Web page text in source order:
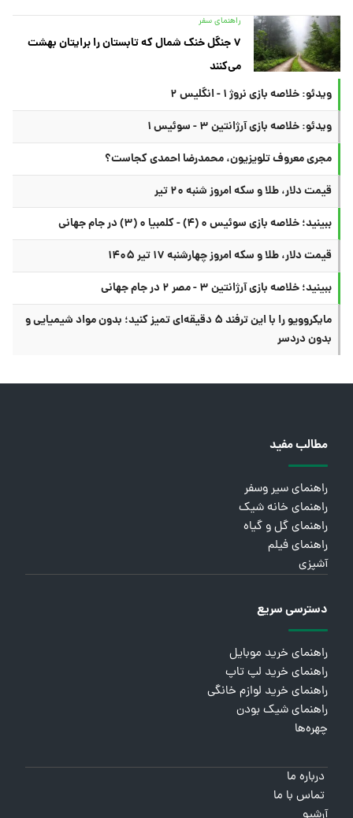
راهنمای سفر
۷ جنگل خنک شمال که تابستان را برایتان بهشت
می‌کنند
ویدئو: خلاصه بازی نروژ ۱ - انگلیس ۲
ویدئو: خلاصه بازی آرژانتین ۳ - سوئیس ۱
مجری معروف تلویزیون، محمدرضا احمدی کجاست؟
قیمت دلار، طلا و سکه امروز شنبه ۲۰ تیر
ببینید؛ خلاصه بازی سوئیس ۰ (۴) - کلمبیا ۰ (۳) در جام جهانی
قیمت دلار، طلا و سکه امروز چهارشنبه ۱۷ تیر ۱۴۰۵
ببینید؛ خلاصه بازی آرژانتین ۳ - مصر ۲ در جام جهانی
مایکروویو را با این ترفند ۵ دقیقه‌ای تمیز کنید؛ بدون مواد شیمیایی و
بدون دردسر
مطالب مفید
راهنمای سیر وسفر
راهنمای خانه شیک
راهنمای گل و گیاه
راهنمای فیلم
آشپزی
دسترسی سریع
راهنمای خرید موبایل
راهنمای خرید لپ تاپ
راهنمای خرید لوازم خانگی
راهنمای شیک بودن
چهره‌ها
درباره ما
تماس با ما